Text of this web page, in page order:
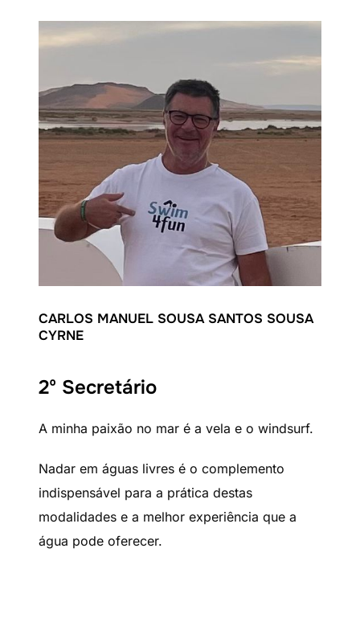
CARLOS MANUEL SOUSA SANTOS SOUSA
CYRNE
2º Secretário
A minha paixão no mar é a vela e o windsurf.
Nadar em águas livres é o complemento
indispensável para a prática destas
modalidades e a melhor experiência que a
água pode oferecer.